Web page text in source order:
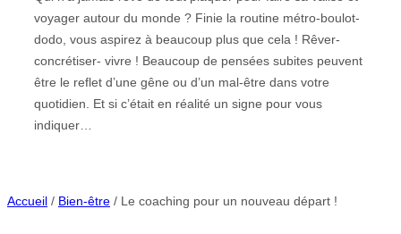
voyager autour du monde ? Finie la routine métro-boulot-
dodo, vous aspirez à beaucoup plus que cela ! Rêver-
concrétiser- vivre ! Beaucoup de pensées subites peuvent
être le reflet d’une gêne ou d’un mal-être dans votre
quotidien. Et si c’était en réalité un signe pour vous
indiquer…
Accueil / Bien-être / Le coaching pour un nouveau départ !